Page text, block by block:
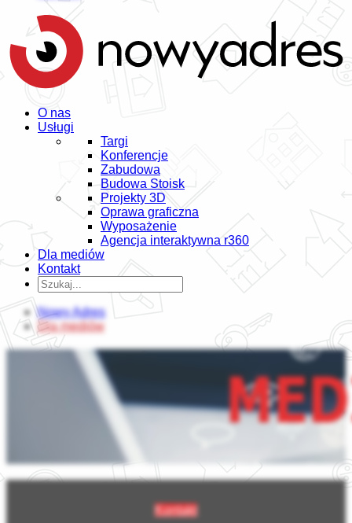
O nas
Usługi
Targi
Konferencje
Zabudowa
Budowa Stoisk
Projekty 3D
Oprawa graficzna
Wyposażenie
Agencja interaktywna r360
Dla mediów
Kontakt
Nowy Adres
Dla mediów
Kontakt